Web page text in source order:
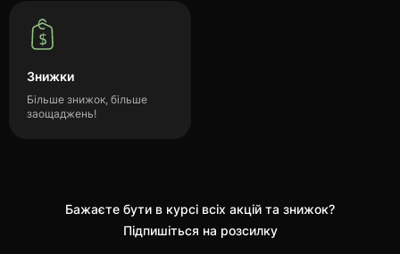
Знижки
Більше знижок, більше
заощаджень!
Бажаєте бути в курсі всіх акцій та знижок?
Підпишіться на розсилку